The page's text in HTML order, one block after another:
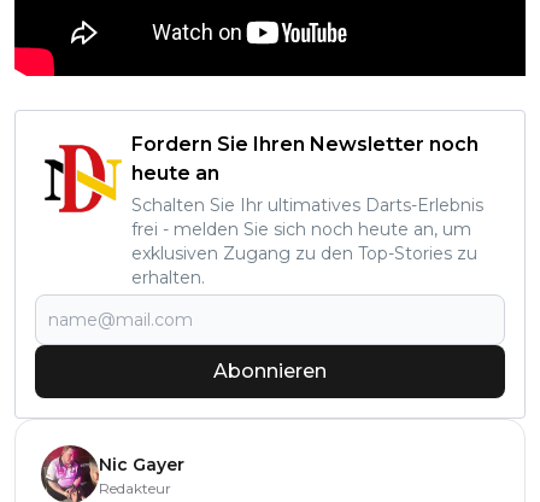
Fordern Sie Ihren Newsletter noch
heute an
Schalten Sie Ihr ultimatives Darts-Erlebnis
frei - melden Sie sich noch heute an, um
exklusiven Zugang zu den Top-Stories zu
erhalten.
Abonnieren
Nic Gayer
Redakteur